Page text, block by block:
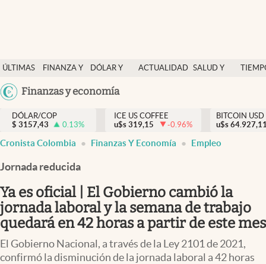
ÚLTIMAS
NOTICIAS
FINANZA Y
DÓLAR Y
ACTUALIDAD SALUD Y
México
Finanzas y economía
Salud y nutrición
Vida espiritual
Actualidad
Colombia
DÓLAR/COP
$ 3157,43 0.13%
ICE US COFFEE
u$s 319,15 -0.96%
BITCOIN USD
u$s
Cronista Colombia Finanzas Y Economía Empleo
Jornada reducida
Ya es oficial | El Gobierno cambió la
jornada laboral y la semana de trabajo
quedará en 42 horas a partir de este mes
El Gobierno Nacional, a través de la Ley 2101 de 2021,
confirmó la disminución de la jornada laboral a 42 horas